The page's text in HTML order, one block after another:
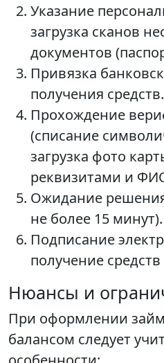
Указание
загрузка сканов
документов
Привязка
получения средств.
Прохождение
(списание
загрузка фото
реквизитами и
Ожидание
не более 15 минут).
Подписание
получение средств
Нюансы и
При оформлении
балансом следует